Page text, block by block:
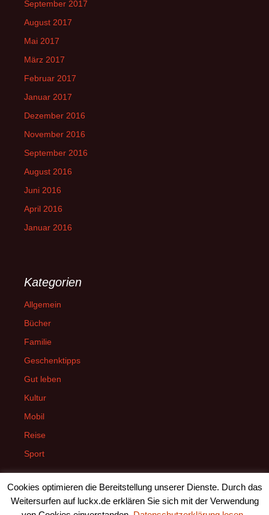
September 2017
August 2017
Mai 2017
März 2017
Februar 2017
Januar 2017
Dezember 2016
November 2016
September 2016
August 2016
Juni 2016
April 2016
Januar 2016
Kategorien
Allgemein
Bücher
Familie
Geschenktipps
Gut leben
Kultur
Mobil
Reise
Sport
Cookies optimieren die Bereitstellung unserer Dienste. Durch das
Weitersurfen auf luckx.de erklären Sie sich mit der Verwendung